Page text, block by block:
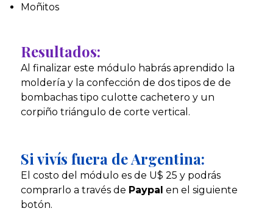
Moñitos
Resultados:
Al finalizar este módulo habrás aprendido la
moldería y la confección de dos tipos de de
bombachas tipo culotte cachetero y un
corpiño triángulo de corte vertical.
Si vivís fuera de Argentina:
El costo del módulo es de U$ 25 y podrás
comprarlo a través de Paypal en el siguiente
botón.